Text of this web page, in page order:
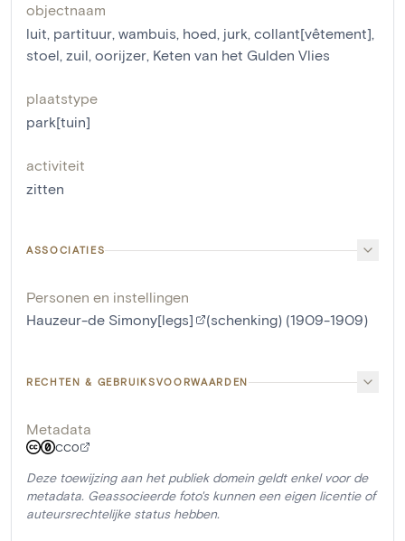
objectnaam
luit, partituur, wambuis, hoed, jurk, collant[vêtement],
stoel, zuil, oorijzer, Keten van het Gulden Vlies
plaatstype
park[tuin]
activiteit
zitten
ASSOCIATIES
Personen en instellingen
Hauzeur-de Simony[legs]
(schenking) (1909-1909)
RECHTEN & GEBRUIKSVOORWAARDEN
Metadata
CC0
Deze toewijzing aan het publiek domein geldt enkel voor de
metadata. Geassocieerde foto's kunnen een eigen licentie of
auteursrechtelijke status hebben.